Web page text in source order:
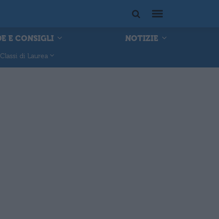
E CONSIGLI
NOTIZIE
Classi di Laurea